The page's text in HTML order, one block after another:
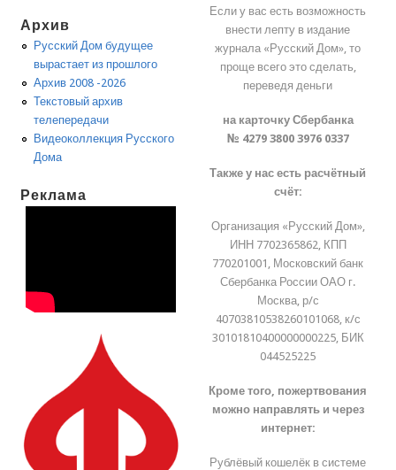
Архив
Русский Дом будущее
вырастает из прошлого
Архив 2008 -2026
Текстовый архив
телепередачи
Видеоколлекция Русского
Дома
Реклама
Если у вас есть возможность
внести лепту в издание
журнала «Русский Дом», то
проще всего это сделать,
переведя деньги
на карточку Сбербанка
№ 4279 3800 3976 0337
Также у нас есть расчётный
счёт:
Организация «Русский Дом»,
ИНН 7702365862, КПП
770201001, Московский банк
Сбербанка России ОАО г.
Москва, р/с
40703810538260101068, к/с
30101810400000000225, БИК
044525225
Кроме того, пожертвования
можно направлять и через
интернет:
Рублёвый кошелёк в системе